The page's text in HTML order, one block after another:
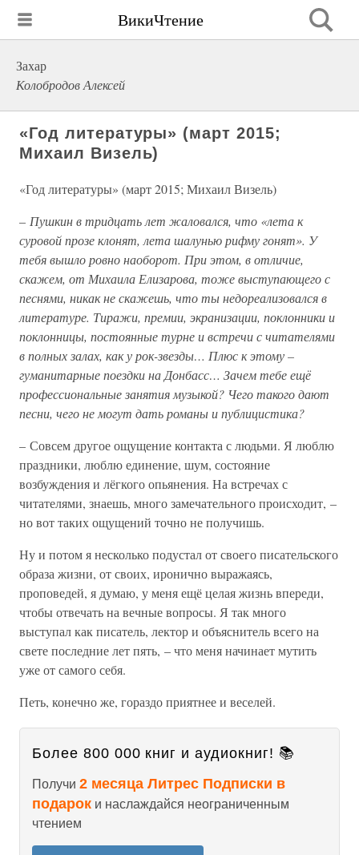
ВикиЧтение
Захар
Колобродов Алексей
«Год литературы» (март 2015;
Михаил Визель)
«Год литературы» (март 2015; Михаил Визель)
– Пушкин в тридцать лет жаловался, что «лета к
суровой прозе клонят, лета шалунью рифму гонят». У
тебя вышло ровно наоборот. При этом, в отличие,
скажем, от Михаила Елизарова, тоже выступающего с
песнями, никак не скажешь, что ты недореализовался в
литературе. Тиражи, премии, экранизации, поклонники и
поклонницы, постоянные турне и встречи с читателями
в полных залах, как у рок-звезды… Плюс к этому –
гуманитарные поездки на Донбасс… Зачем тебе ещё
профессиональные занятия музыкой? Чего такого дают
песни, чего не могут дать романы и публицистика?
– Совсем другое ощущение контакта с людьми. Я люблю
праздники, люблю единение, шум, состояние
возбуждения и лёгкого опьянения. На встречах с
читателями, знаешь, много замечательного происходит, –
но вот таких ощущений точно не получишь.
Ну и потом я несколько подустал от своего писательского
образа жизни, от своих, иронично выражаясь,
проповедей, я думаю, у меня ещё целая жизнь впереди,
чтобы отвечать на вечные вопросы. Я так много
выступал как писатель, лектор и объяснитель всего на
свете последние лет пять, – что меня начинает мутить
уже от самого себя.
Петь, конечно же, гораздо приятнее и веселей.
Более 800 000 книг и аудиокниг! 📚
Получи 2 месяца Литрес Подписки в
подарок и наслаждайся неограниченным
чтением